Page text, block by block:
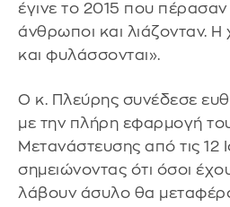
έγινε το 2015 που πέρασαν
άνθρωποι και λιάζονταν.
και φυλάσσονται».
Ο κ. Πλεύρης συνέδεσε
με την πλήρη εφαρμογή
Μετανάστευσης από τις 12
σημειώνοντας ότι όσοι
λάβουν άσυλο θα